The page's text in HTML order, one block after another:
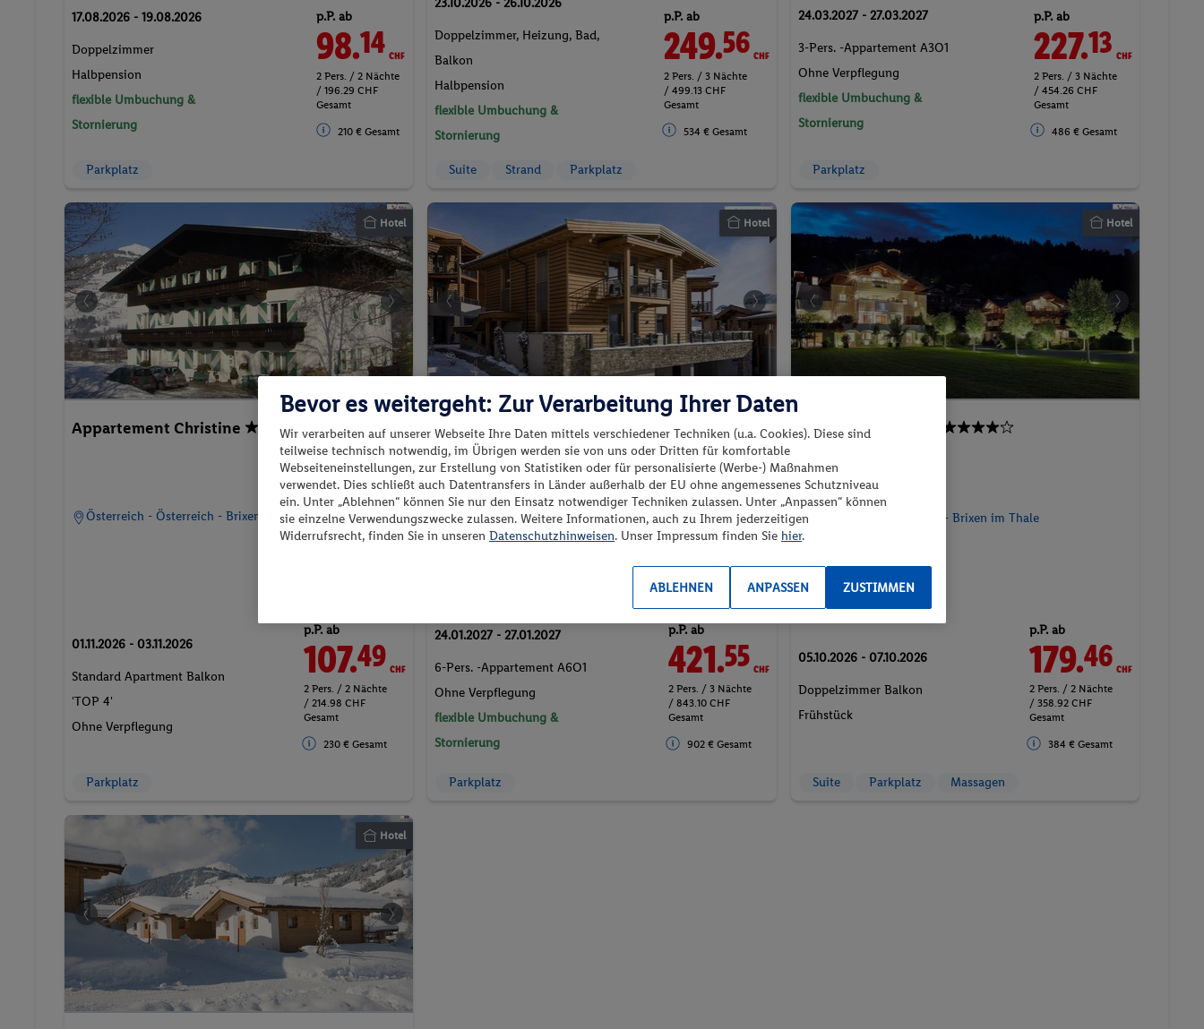
17.08.2026 - 19.08.2026
Doppelzimmer
Halbpension
flexible Umbuchung &
Stornierung
p.P. ab
98.14CHF
2 Pers. / 2 Nächte
/ 196.29 CHF
Gesamt
210 € Gesamt
Parkplatz
23.10.2026 - 26.10.2026
Doppelzimmer, Heizung, Bad,
Balkon
Halbpension
flexible Umbuchung &
Stornierung
p.P. ab
249.56CHF
2 Pers. / 3 Nächte
/ 499.13 CHF
Gesamt
534 € Gesamt
Suite Strand Parkplatz
24.03.2027 - 27.03.2027
3-Pers. -Appartement A3O1
Ohne Verpflegung
flexible Umbuchung &
Stornierung
p.P. ab
227.13CHF
2 Pers. / 3 Nächte
/ 454.26 CHF
Gesamt
486 € Gesamt
Parkplatz
Hotel
Appartement Christine
Österreich - Österreich - Brixen im Thale
01.11.2026 - 03.11.2026
Standard Apartment Balkon
'TOP 4'
Ohne Verpflegung
p.P. ab
107.49CHF
2 Pers. / 2 Nächte
/ 214.98 CHF
Gesamt
230 € Gesamt
Parkplatz
Hotel
Resort Tirol Brixen am Sonenplateau
100%
Österreich - Österreich - Brixen im Thale
24.01.2027 - 27.01.2027
6-Pers. -Appartement A6O1
Ohne Verpflegung
flexible Umbuchung &
Stornierung
p.P. ab
421.55CHF
2 Pers. / 3 Nächte
/ 843.10 CHF
Gesamt
902 € Gesamt
Parkplatz
Hotel
Residenz Hubertus
99%
Österreich - Österreich - Brixen im Thale
05.10.2026 - 07.10.2026
Doppelzimmer Balkon
Frühstück
p.P. ab
179.46CHF
2 Pers. / 2 Nächte
/ 358.92 CHF
Gesamt
384 € Gesamt
Suite Parkplatz Massagen
Hotel
Bevor es weitergeht: Zur Verarbeitung Ihrer Daten
Wir verarbeiten auf unserer Webseite Ihre Daten mittels verschiedener Techniken (u.a. Cookies). Diese sind
teilweise technisch notwendig, im Übrigen werden sie von uns oder Dritten für komfortable
Webseiteneinstellungen, zur Erstellung von Statistiken oder für personalisierte (Werbe-) Maßnahmen
verwendet. Dies schließt auch Datentransfers in Länder außerhalb der EU ohne angemessenes Schutzniveau
ein. Unter „Ablehnen“ können Sie nur den Einsatz notwendiger Techniken zulassen. Unter „Anpassen“ können
sie einzelne Verwendungszwecke zulassen. Weitere Informationen, auch zu Ihrem jederzeitigen
Widerrufsrecht, finden Sie in unseren Datenschutzhinweisen. Unser Impressum finden Sie hier.
ZUSTIMMEN
ANPASSEN
ABLEHNEN